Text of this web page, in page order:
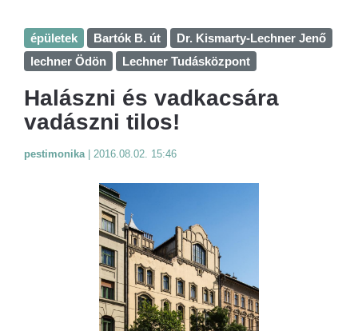
épületek Bartók B. út
Dr. Kismarty-Lechner Jenő
lechner Ödön
Lechner Tudásközpont
Halászni és vadkacsára
vadászni tilos!
pestimonika 2016.08.02. 15:46